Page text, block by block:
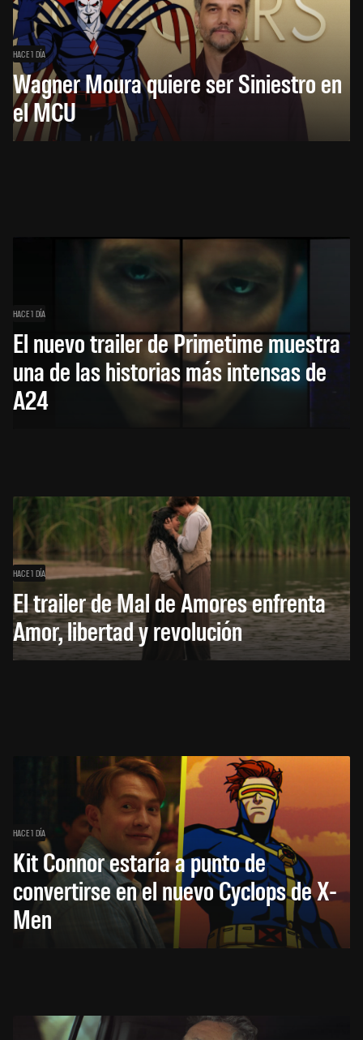
HACE 1 DÍA
Wagner Moura quiere ser Siniestro en
el MCU
HACE 1 DÍA
El nuevo trailer de Primetime muestra
una de las historias más intensas de
A24
HACE 1 DÍA
El trailer de Mal de Amores enfrenta
Amor, libertad y revolución
HACE 1 DÍA
Kit Connor estaría a punto de
convertirse en el nuevo Cyclops de X-
Men